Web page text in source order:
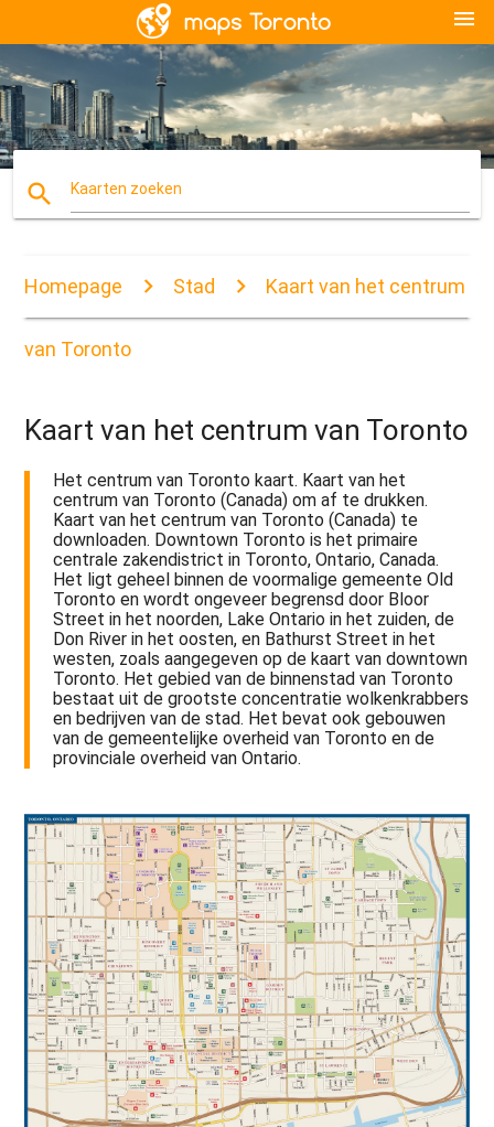
menu
search Kaarten zoeken
Homepage Stad Kaart van het centrum
van Toronto
Kaart van het centrum van Toronto
Het centrum van Toronto kaart. Kaart van het
centrum van Toronto (Canada) om af te drukken.
Kaart van het centrum van Toronto (Canada) te
downloaden. Downtown Toronto is het primaire
centrale zakendistrict in Toronto, Ontario, Canada.
Het ligt geheel binnen de voormalige gemeente Old
Toronto en wordt ongeveer begrensd door Bloor
Street in het noorden, Lake Ontario in het zuiden, de
Don River in het oosten, en Bathurst Street in het
westen, zoals aangegeven op de kaart van downtown
Toronto. Het gebied van de binnenstad van Toronto
bestaat uit de grootste concentratie wolkenkrabbers
en bedrijven van de stad. Het bevat ook gebouwen
van de gemeentelijke overheid van Toronto en de
provinciale overheid van Ontario.